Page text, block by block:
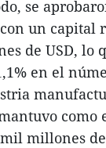
se
un capital
de USD, lo
en el
como
millones de